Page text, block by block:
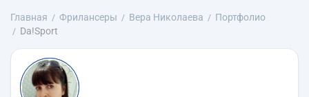
Главная Фрилансеры Вера Николаева
Портфолио
Da!Sport